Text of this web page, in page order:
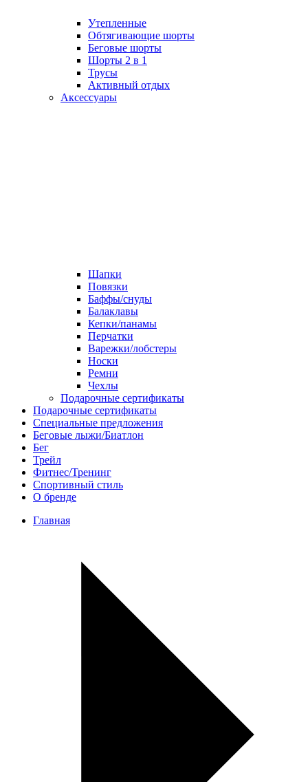
Утепленные
Обтягивающие шорты
Беговые шорты
Шорты 2 в 1
Трусы
Активный отдых
Аксессуары
Шапки
Повязки
Баффы/снуды
Балаклавы
Кепки/панамы
Перчатки
Варежки/лобстеры
Носки
Ремни
Чехлы
Подарочные сертификаты
Подарочные сертификаты
Специальные предложения
Беговые лыжи/Биатлон
Бег
Трейл
Фитнес/Тренинг
Спортивный стиль
О бренде
Главная